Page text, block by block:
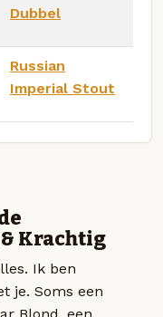
Dubbel
Russian
Imperial Stout
Krachtig
Ik ben
je. Soms een